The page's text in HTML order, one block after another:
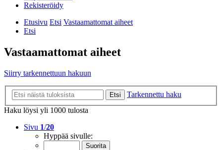
Rekisteröidy
Etusivu Etsi Vastaamattomat aiheet
Etsi
Vastaamattomat aiheet
Siirry tarkennettuun hakuun
Etsi
Tarkennettu haku
Haku löysi yli 1000 tulosta
Sivu 1/20
Hyppää sivulle: